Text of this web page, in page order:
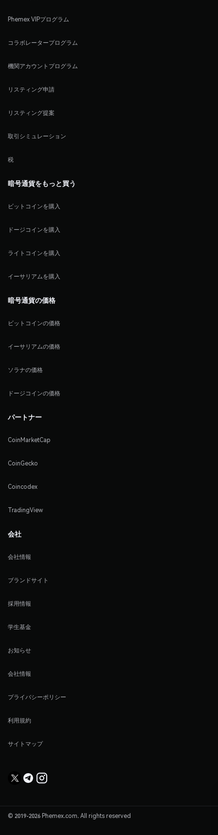
Phemex VIPプログラム
コラボレータープログラム
機関アカウントプログラム
リスティング申請
リスティング提案
取引シミュレーション
税
暗号通貨をもっと買う
ビットコインを購入
ドージコインを購入
ライトコインを購入
イーサリアムを購入
暗号通貨の価格
ビットコインの価格
イーサリアムの価格
ソラナの価格
ドージコインの価格
パートナー
CoinMarketCap
CoinGecko
Coincodex
TradingView
会社
会社情報
ブランドサイト
採用情報
学生基金
お知らせ
会社情報
プライバシーポリシー
利用規約
サイトマップ
© 2019-2026 Phemex.com. All rights reserved